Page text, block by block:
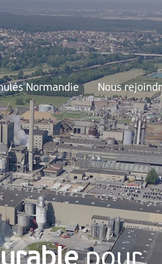
Normandie Nous